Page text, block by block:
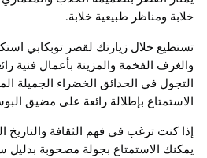
خلابة ومناظر طبيعية خلابة.
تستطيع خلال زيارتك لقصر توبكابي
والغرف الفخمة والمزينة بأعمال فنية
التجول في الحدائق الخضراء الجميلة
الاستمتاع بإطلالة رائعة على مضيق
إذا كنت ترغب في فهم الثقافة والتاريخ
يمكنك الاستمتاع بجولة مصحوبة